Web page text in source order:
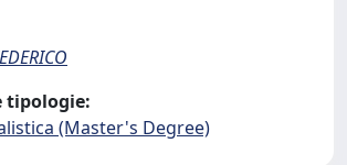
tipologie:
(Master's Degree)